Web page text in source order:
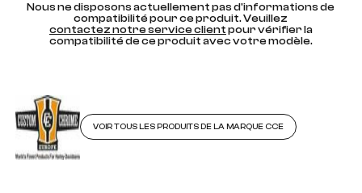
Nous ne disposons actuellement pas d'informations de
compatibilité pour ce produit. Veuillez
contactez notre service clientpour vérifier la
compatibilité de ce produit avec votre modèle.
VOIR TOUS LES PRODUITS DE LA MARQUE CCE